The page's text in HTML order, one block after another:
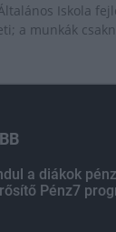
Iskola
a munkák
a diákok
Pénz7